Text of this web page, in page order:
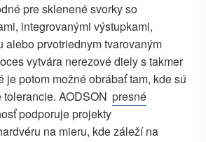
pre sklenené svorky so
integrovanými výstupkami,
alebo prvotriednym tvarovaným
vytvára nerezové diely s takmer
je potom možné obrábať tam, kde sú
AODSON presné
podporuje projekty
na mieru, kde záleží na